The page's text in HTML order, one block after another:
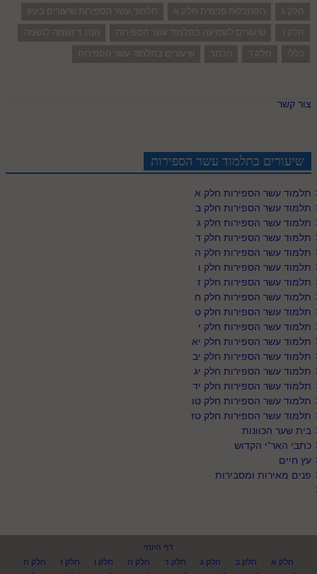
חלק ג
הסתכלות פנימית חלק א
תלמוד עשר הספירות שיעורים בעיון
חלק ו'
שיעורים לשמיעה בתלמוד עשר הספירות
הנה: ד נשמה לנשמה
כללי
חלק ד הכתר שיעורים בתלמוד עשר הספירות
צור קשר
שיעורים בתלמוד עשר הספירות
תלמוד עשר הספירות חלק א
תלמוד עשר הספירות חלק ב
תלמוד עשר הספירות חלק ג
תלמוד עשר הספירות חלק ד
תלמוד עשר הספירות חלק ה
תלמוד עשר הספירות חלק ו
תלמוד עשר הספירות חלק ז
תלמוד עשר הספירות חלק ח
תלמוד עשר הספירות חלק ט
תלמוד עשר הספירות חלק י
תלמוד עשר הספירות חלק יא
תלמוד עשר הספירות חלק יב
תלמוד עשר הספירות חלק יג
תלמוד עשר הספירות חלק יד
תלמוד עשר הספירות חלק טו
תלמוד עשר הספירות חלק טז
בית שער הכוונות
כתבי האר"י הקדוש
עץ חיים
פנים מאירות ומסבירות
דף היומי
חלק א
חלק ב חלק ג חלק ד חלק ה חלק ו חלק ז
חלק ח